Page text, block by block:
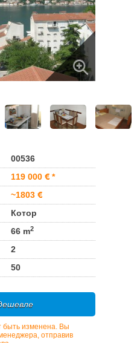
00536
119 000 *
~1803
Котор
66 m2
2
50
быть изменена. Вы
отправив